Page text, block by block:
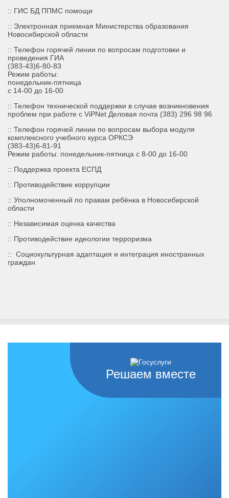
:: ГИС БД ППМС помощи
:: Электронная приемная Министерства образования
Новосибирской области
:: Телефон горячей линии по вопросам подготовки и
проведения ГИА
(383-43)6-80-83
Режим работы:
понедельник-пятница
с 14-00 до 16-00
:: Телефон технической поддержки в случае возникновения
проблем при работе с ViPNet Деловая почта (383) 296 98 96
:: Телефон горячей линии по вопросам выбора модуля
комплексного учебного курса ОРКСЭ
(383-43)6-81-91
Режим работы: понедельник-пятница с 8-00 до 16-00
:: Поддержка проекта ЕСПД
:: Противодействие коррупции
:: Уполномоченный по правам ребёнка в Новосибирской
области
:: Независимая оценка качества
:: Противодействие идеологии терроризма
:: Социокультурная адаптация и интеграция иностранных
граждан
Решаем вместе